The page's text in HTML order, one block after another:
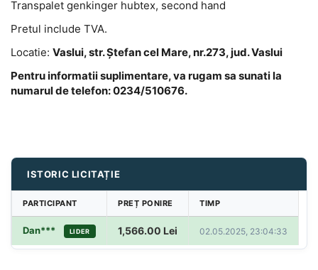
Transpalet genkinger hubtex, second hand
Pretul include TVA.
Locatie: Vaslui, str. Ștefan cel Mare, nr.273, jud. Vaslui
Pentru informatii suplimentare, va rugam sa sunati la
numarul de telefon: 0234/510676.
ISTORIC LICITAȚIE
PARTICIPANT PREȚ PONIRE TIMP
Dan*** LIDER 1,566.00 Lei 02.05.2025, 23:04:33